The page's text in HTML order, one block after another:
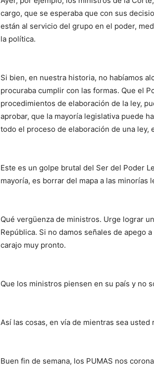
cargo, que se esperaba que con sus
están al servicio del grupo en el poder,
la política.
Si bien, en nuestra historia, no habíamos
procuraba cumplir con las formas. Que el
procedimientos de elaboración de la ley,
aprobar, que la mayoría legislativa puede
todo el proceso de elaboración de una ley,
Este es un golpe brutal del Ser del Poder
mayoría, es borrar del mapa a las minorías
Qué vergüenza de ministros. Urge lograr
República. Si no damos señales de apego
carajo muy pronto.
Que los ministros piensen en su país y no
Así las cosas, en vía de mientras sea usted
Buen fin de semana, los PUMAS nos